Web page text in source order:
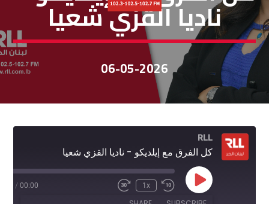
ناديا القزي شعيا
06-05-2026
RLL
كل الفرق مع إيلديكو - ناديا القزي شعيا
Play
Episode
Rewind
10
1x
Fast
00:00
/